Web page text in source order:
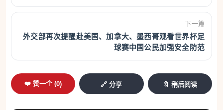
下一篇
外交部再次提醒赴美国、加拿大、墨西哥观看世界杯足
球赛中国公民加强安全防范
❤️ 赞一个 (0) 🔗 分享 🔖 稍后阅读